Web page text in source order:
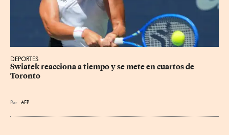
DEPORTES
Swiatek reacciona a tiempo y se mete en cuartos de
Toronto
Por AFP